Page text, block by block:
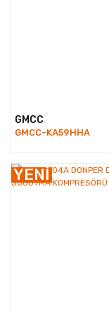
GMCC
GMCC-KA59HHA
YENİ